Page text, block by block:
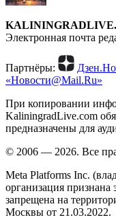
Электронная почта
Партнёры:
«Новости@Mail.Ru»
При копировании
KaliningradLive.com
предназначены для
© 2006 — 2026. Все
Meta Platforms Inc.
организация признана
запрещена на
Москвы от 21.03.2022.